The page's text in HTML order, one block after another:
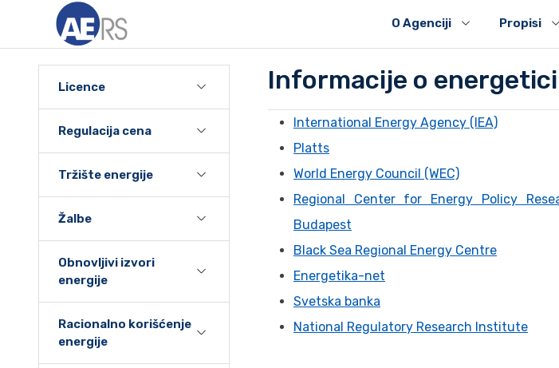
O Agenciji Propisi
Licence
Regulacija cena
Tržište energije
Žalbe
Obnovljivi izvori
energije
Racionalno korišćenje
energije
Informacije o energetici
International Energy Agency (IEA)
Platts
World Energy Council (WEC)
Regional Center for Energy Policy
Budapest
Black Sea Regional Energy Centre
Energetika-net
Svetska banka
National Regulatory Research Institute